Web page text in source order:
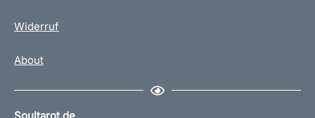
Widerruf
About
Soultarot.de